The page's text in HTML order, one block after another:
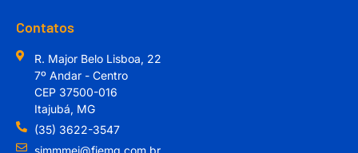
Contatos
R. Major Belo Lisboa, 22
7º Andar - Centro
CEP 37500-016
Itajubá, MG
(35) 3622-3547